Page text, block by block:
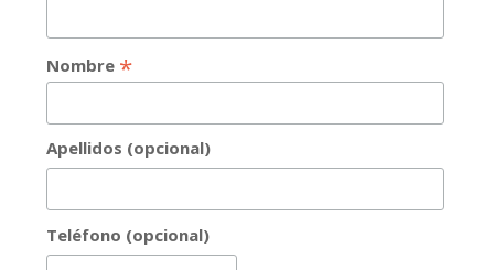
Nombre *
Apellidos (opcional)
Teléfono (opcional)